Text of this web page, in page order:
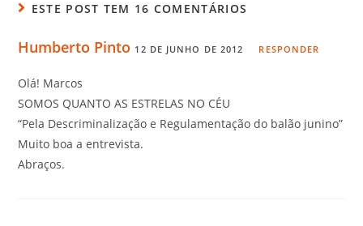
ESTE POST TEM 16 COMENTÁRIOS
Humberto Pinto 12 DE JUNHO DE 2012 RESPONDER
Olá! Marcos
SOMOS QUANTO AS ESTRELAS NO CÉU
“Pela Descriminalização e Regulamentação do balão junino”
Muito boa a entrevista.
Abraços.